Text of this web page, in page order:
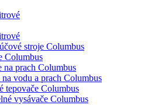
stroje Columbus
Columbus
na prach Columbus
vodu a prach Columbus
tepovače Columbus
vysávače Columbus